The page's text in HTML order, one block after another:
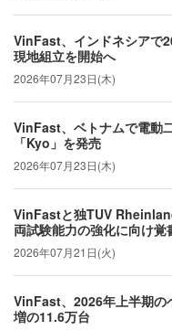
VinFast、インドネシアで
現地組立を開始へ
2026年07月23日(木)
VinFast、ベトナムで電動
「Kyo」を発売
2026年07月23日(木)
VinFastと独TUV
両試験能力の強化に向け覚
2026年07月21日(火)
VinFast、2026年上半期の
増の11.6万台